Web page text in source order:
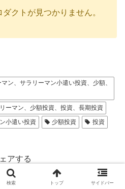
クトが見つかりません。
ン、サラリーマン小遣い投資、少額、
ーマン、少額投資、投資、長期投資
小遣い投資 少額投資
投資
アする
Facebook はてブ
検索 トップ サイドバー